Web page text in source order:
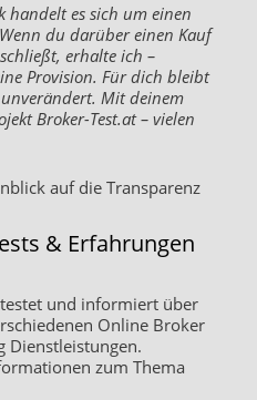
handelt es sich um einen
du darüber einen Kauf
erhalte ich –
Provision. Für dich bleibt
Mit deinem
Broker-Test.at – vielen
auf die Transparenz
& Erfahrungen
und informiert über
Online Broker
Dienstleistungen.
zum Thema